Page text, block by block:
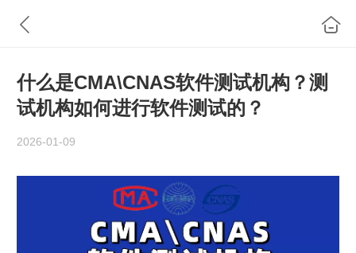
什么是CMA\CNAS软件测试机构？测
试机构如何进行软件测试的？
2026-01-09